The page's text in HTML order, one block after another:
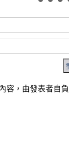
容，由發表者自